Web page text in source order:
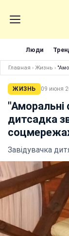
Люди
Главная › Жизнь ›
ЖИЗНЬ 09 июня
"Аморальні
дитсадка
Завідувачка